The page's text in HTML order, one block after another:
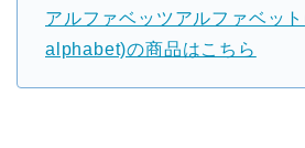
アルファベッツアルファベッ
alphabet)の商品はこちら